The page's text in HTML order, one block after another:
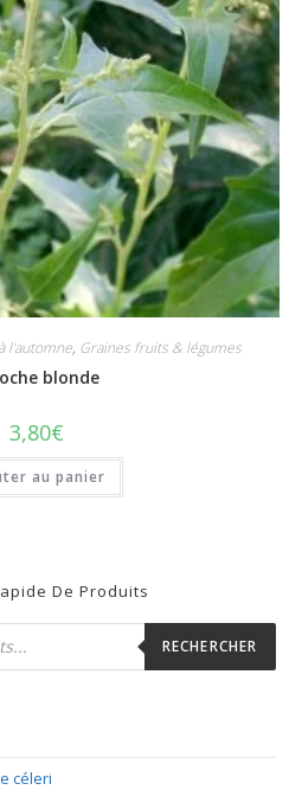
l'automne, Graines fruits & légumes
blonde
3,80€
au panier
De Produits
RECHERCHER
céleri